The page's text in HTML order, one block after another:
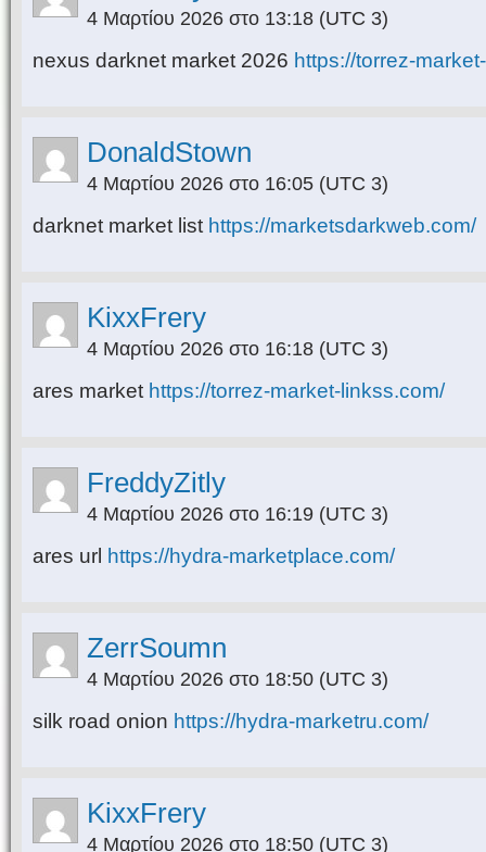
4 Μαρτίου 2026 στο 13:18 (UTC 3)
nexus darknet market 2026 https://torrez-
DonaldStown
4 Μαρτίου 2026 στο 16:05 (UTC 3)
darknet market list https://marketsdarkweb.com/
KixxFrery
4 Μαρτίου 2026 στο 16:18 (UTC 3)
ares market https://torrez-market-linkss.com/
FreddyZitly
4 Μαρτίου 2026 στο 16:19 (UTC 3)
ares url https://hydra-marketplace.com/
ZerrSoumn
4 Μαρτίου 2026 στο 18:50 (UTC 3)
silk road onion https://hydra-marketru.com/
KixxFrery
4 Μαρτίου 2026 στο 18:50 (UTC 3)